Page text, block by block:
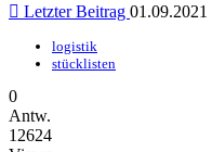
Letzter Beitrag 01.09.2021
logistik
stücklisten
0
Antw.
12624